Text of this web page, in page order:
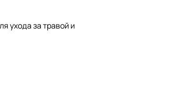
ухода за травой и